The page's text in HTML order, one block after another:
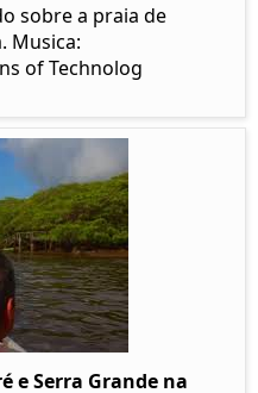
sobre a praia de
Musica:
of Technolog
e Serra Grande na